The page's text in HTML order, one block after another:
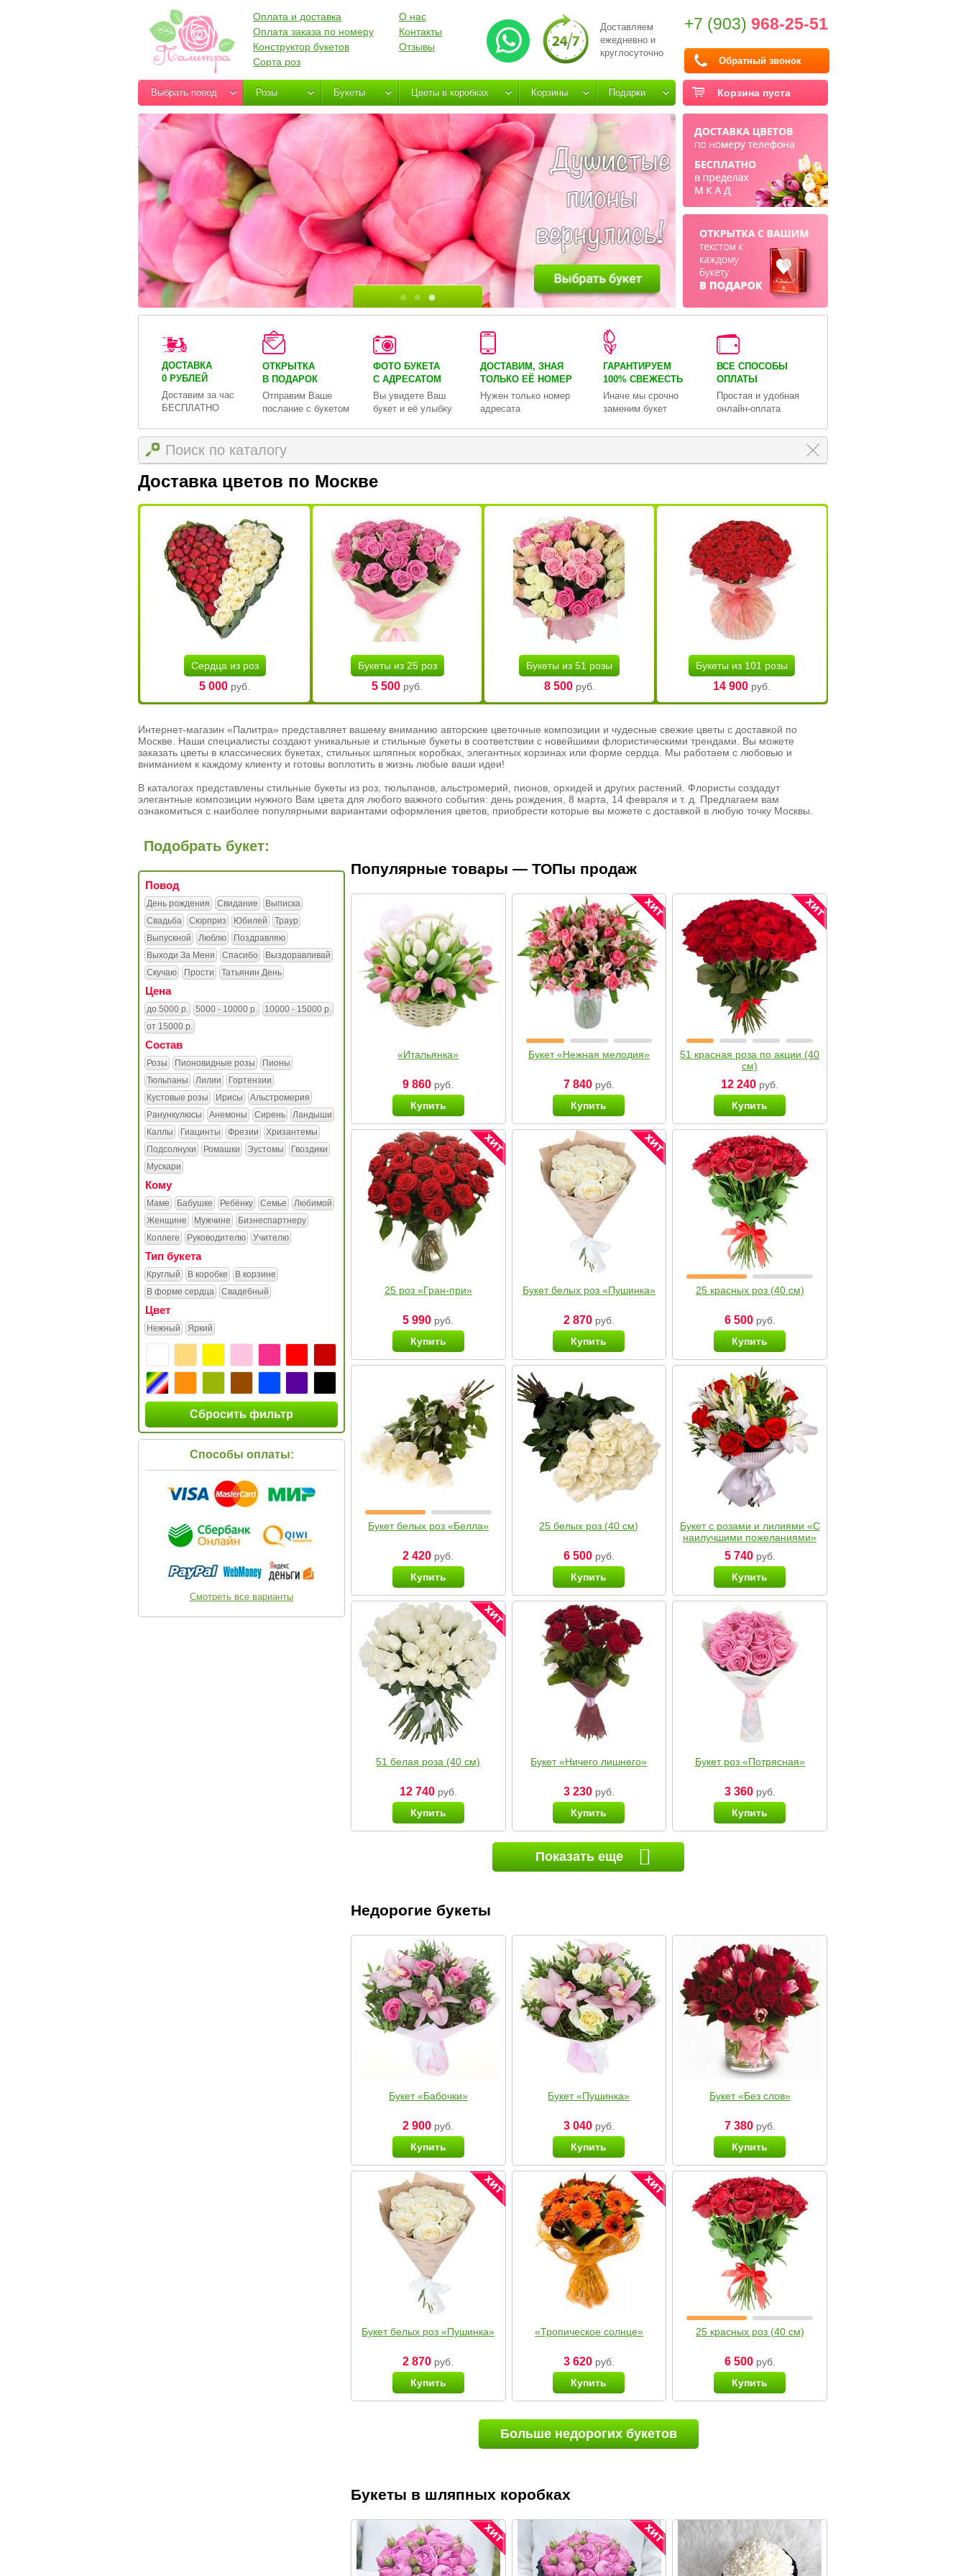
Доставляем
ежедневно и
круглосуточно
+7 (903) 968-25-51
Обратный звонок
Оплата и доставка
Оплата заказа по номеру
Конструктор букетов
Сорта роз
О нас
Контакты
Отзывы
Корзина пуста
Выбрать повод Розы Букеты Цветы в коробках Корзины Подарки
ДОСТАВКА
0 РУБЛЕЙ
Доставим за час
БЕСПЛАТНО
ОТКРЫТКА
В ПОДАРОК
Отправим Ваше
послание с букетом
ФОТО БУКЕТА
С АДРЕСАТОМ
Вы увидете Ваш
букет и её улыбку
ДОСТАВИМ, ЗНАЯ
ТОЛЬКО ЕЁ НОМЕР
Нужен только номер
адресата
ГАРАНТИРУЕМ
100% СВЕЖЕСТЬ
Иначе мы срочно
заменим букет
ВСЕ СПОСОБЫ
ОПЛАТЫ
Простая и удобная
онлайн-оплата
Доставка цветов по Москве
Сердца из роз
5 000 руб.
Букеты из 25 роз
5 500 руб.
Букеты из 51 розы
8 500руб.
Букеты из 101 розы
14 900руб.
Интернет-магазин «Палитра» представляет вашему вниманию авторские цветочные композиции и чудесные свежие цветы с доставкой по
Москве. Наши специалисты создают уникальные и стильные букеты в соответствии с новейшими флористическими трендами. Вы можете
заказать цветы в классических букетах, стильных шляпных коробках, элегантных корзинах или форме сердца. Мы работаем с любовью и
вниманием к каждому клиенту и готовы воплотить в жизнь любые ваши идеи!
В каталогах представлены стильные букеты из роз, тюльпанов, альстромерий, пионов, орхидей и других растений. Флористы создадут
элегантные композиции нужного Вам цвета для любого важного события: день рождения, 8 марта, 14 февраля и т. д. Предлагаем вам
ознакомиться с наиболее популярными вариантами оформления цветов, приобрести которые вы можете с доставкой в любую точку Москвы.
Подобрать букет:
Повод
День рождения Свидание
Выписка
Свадьба
Сюрприз Юбилей
Траур
Выпускной
Люблю
Поздравляю
Выходи За Меня
Спасибо
Выздоравливай
Скучаю
Прости Татьянин День
Цена
до 5000 р. 5000 - 10000 р.
10000 - 15000 р.
от 15000 р.
Состав
Розы Пионовидные розы
Пионы
Тюльпаны
Лилии
Гортензии
Кустовые розы
Ирисы
Альстромерия
Ранункулюсы
Анемоны Сирень
Ландыши
Каллы
Гиацинты Фрезии
Хризантемы
Подсолнухи
Ромашки Эустомы
Гвоздики
Мускари
Кому
Маме Бабушке Ребёнку Семье
Любимой
Женщине
Мужчине
Бизнеспартнеру
Коллеге
Руководителю Учителю
Тип букета
Круглый В коробке
В корзине
В форме сердца
Свадебный
Цвет
Нежный Яркий
Сбросить фильтр
Способы оплаты:
Смотреть все варианты
Популярные товары — ТОПы продаж
«Итальянка»
9 860 руб.
Купить
Букет «Нежная мелодия»
7 840руб.
Купить
51 красная роза по акции (40
см)
12 240 руб.
Купить
25 роз «Гран-при»
5 990 руб.
Купить
Букет белых роз «Пушинка»
2 870руб.
Купить
25 красных роз (40 см)
6 500руб.
Купить
Букет белых роз «Белла»
2 420 руб.
Купить
25 белых роз (40 см)
6 500руб.
Купить
Букет с розами и лилиями «С
наилучшими пожеланиями»
5 740руб.
Купить
51 белая роза (40 см)
12 740руб.
Купить
Букет «Ничего лишнего»
3 230руб.
Купить
Букет роз «Потрясная»
3 360руб.
Купить
Показать еще
Недорогие букеты
Букет «Бабочки»
2 900 руб.
Купить
Букет «Пушинка»
3 040руб.
Купить
Букет «Без слов»
7 380руб.
Купить
Букет белых роз «Пушинка»
2 870 руб.
Купить
«Тропическое солнце»
3 620руб.
Купить
25 красных роз (40 см)
6 500руб.
Купить
Больше недорогих букетов
Букеты в шляпных коробках